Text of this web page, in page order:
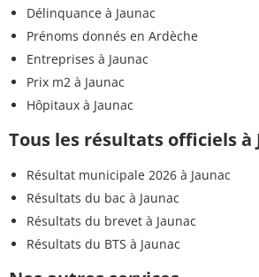
Délinquance à Jaunac
Prénoms donnés en Ardèche
Entreprises à Jaunac
Prix m2 à Jaunac
Hôpitaux à Jaunac
Tous les résultats officiels à
Résultat municipale 2026 à Jaunac
Résultats du bac à Jaunac
Résultats du brevet à Jaunac
Résultats du BTS à Jaunac